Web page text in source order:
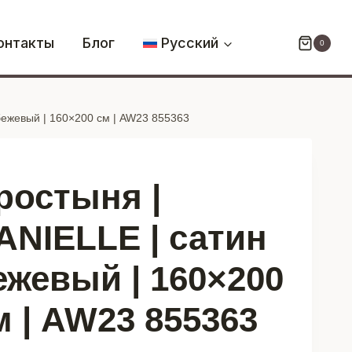
Блог Русский 0
| 160×200 см | AW23 855363
|
| сатин
| 160×200
| AW23 855363
|
|
бежевый
|
AW23
855363